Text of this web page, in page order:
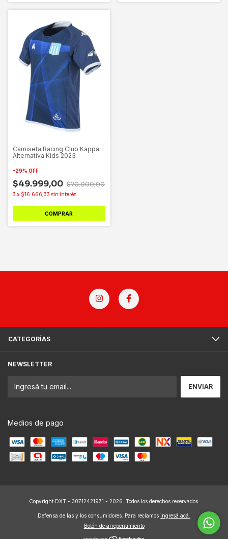
Camiseta Racing Club Kappa
Alternativa Kids 2023
-29% OFF
$49.999,00 $70.000,00
3 x $16.666,33 sin interés
COMPRAR
CATEGORÍAS
NEWSLETTER
Medios de pago
Copyright DXT - 30712421971 - 2026. Todos los derechos reservados.
Defensa de las y los consumidores. Para reclamos ingresá acá.
Botón de arrepentimiento